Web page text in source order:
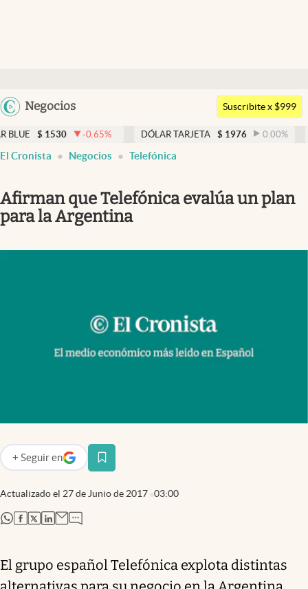
Argentina
Uruguay
Negocios
Members
Economía y Política
Finanzas y Mercados
Negocios
Infotechnology
El Cronista Studio
Mediakit
abre en nueva pestaña
Argentina
Suscribite x $999
-0.65% DÓLAR TARJETA $ 1976 0.00% DÓLAR MEP
El Cronista Negocios Telefónica
Afirman que Telefónica evalúa un plan
para la Argentina
Actualizado el 27 de Junio de 2017 03:00
+ Seguir en
abre en nueva pestaña
abre en nueva pestaña
abre en nueva pestaña
abre en nueva pestaña
abre en nueva pestaña
El grupo español Telefónica explota distintas